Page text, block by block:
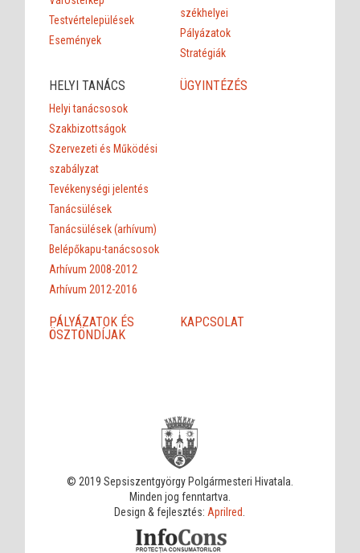
Testvértelepülések
Események
székhelyei
Pályázatok
Stratégiák
HELYI TANÁCS
Helyi tanácsosok
Szakbizottságok
Szervezeti és Működési
szabályzat
Tevékenységi jelentés
Tanácsülések
Tanácsülések (arhívum)
Belépőkapu-tanácsosok
Arhívum 2008-2012
Arhívum 2012-2016
ÜGYINTÉZÉS
PÁLYÁZATOK ÉS
ÖSZTÖNDÍJAK
KAPCSOLAT
© 2019 Sepsiszentgyörgy Polgármesteri Hivatala.
Minden jog fenntartva.
Design & fejlesztés: Aprilred